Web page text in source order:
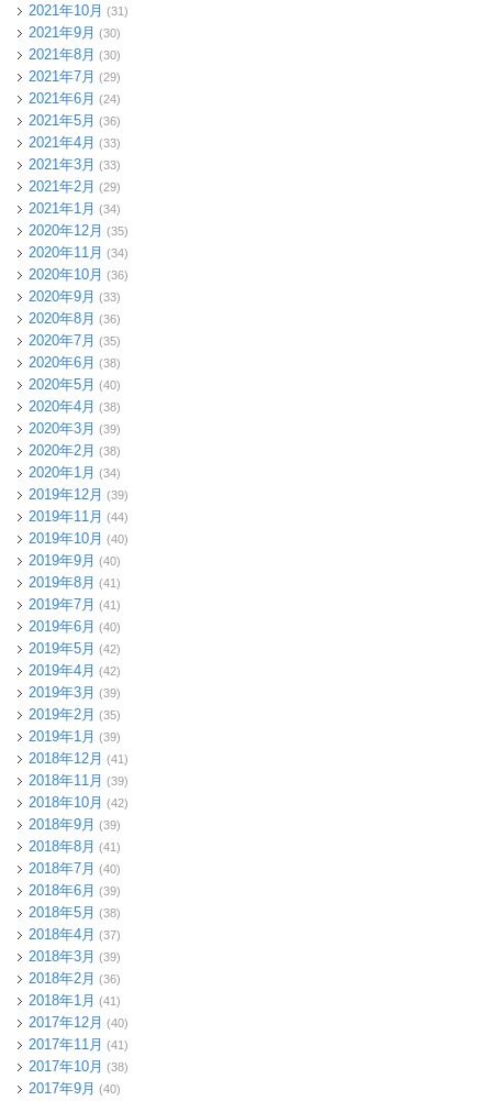
2021年10月 (31)
2021年9月 (30)
2021年8月 (30)
2021年7月 (29)
2021年6月 (24)
2021年5月 (36)
2021年4月 (33)
2021年3月 (33)
2021年2月 (29)
2021年1月 (34)
2020年12月 (35)
2020年11月 (34)
2020年10月 (36)
2020年9月 (33)
2020年8月 (36)
2020年7月 (35)
2020年6月 (38)
2020年5月 (40)
2020年4月 (38)
2020年3月 (39)
2020年2月 (38)
2020年1月 (34)
2019年12月 (39)
2019年11月 (44)
2019年10月 (40)
2019年9月 (40)
2019年8月 (41)
2019年7月 (41)
2019年6月 (40)
2019年5月 (42)
2019年4月 (42)
2019年3月 (39)
2019年2月 (35)
2019年1月 (39)
2018年12月 (41)
2018年11月 (39)
2018年10月 (42)
2018年9月 (39)
2018年8月 (41)
2018年7月 (40)
2018年6月 (39)
2018年5月 (38)
2018年4月 (37)
2018年3月 (39)
2018年2月 (36)
2018年1月 (41)
2017年12月 (40)
2017年11月 (41)
2017年10月 (38)
2017年9月 (40)